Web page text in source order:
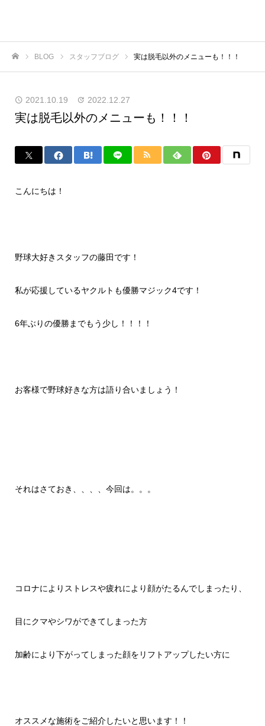
BLOG スタッフブログ 実は脱毛以外のメニューも！！！
2021.10.19 2022.12.27
実は脱毛以外のメニューも！！！
こんにちは！
野球大好きスタッフの藤田です！
私が応援しているヤクルトも優勝マジック4です！
6年ぶりの優勝までもう少し！！！！
お客様で野球好きな方は語り合いましょう！
それはさておき、、、、今回は。。。
コロナによりストレスや疲れにより顔がたるんでしまったり、
目にクマやシワができてしまった方
加齢により下がってしまった顔を リフトアップしたい方に
オススメな施術をご紹介したいと思います！！